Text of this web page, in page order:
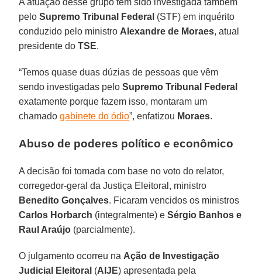
peloSupremo Tribunal Federal (STF) em inquérito
conduzido pelo ministro Alexandre de Moraes, atual
presidente doTSE.
“Temos quase duas dúzias de pessoas que vêm
sendo investigadas peloSupremo Tribunal Federal
exatamente porque fazem isso, montaram um
chamadogabinete do ódio”, enfatizou Moraes.
Abuso de poderes político e econômico
A decisão foi tomada com base no voto do relator,
corregedor-geral da Justiça Eleitoral, ministro
Benedito Gonçalves. Ficaram vencidos os ministros
Carlos Horbarch (integralmente) e Sérgio Banhos e
Raul Araújo (parcialmente).
O julgamento ocorreu na Ação de Investigação
Judicial Eleitoral (AIJE) apresentada pela